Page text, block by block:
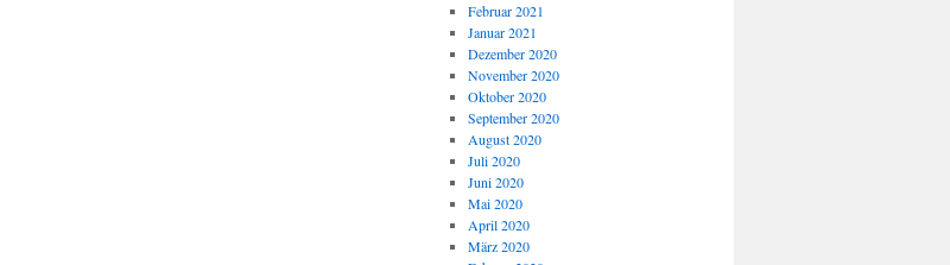
Februar 2021
Januar 2021
Dezember 2020
November 2020
Oktober 2020
September 2020
August 2020
Juli 2020
Juni 2020
Mai 2020
April 2020
März 2020